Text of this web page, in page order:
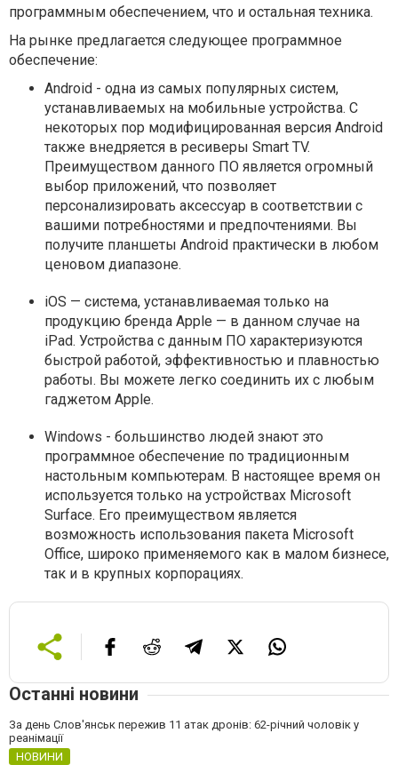
программным обеспечением, что и остальная техника.
На рынке предлагается следующее программное
обеспечение:
Android - одна из самых популярных систем,
устанавливаемых на мобильные устройства. С
некоторых пор модифицированная версия Android
также внедряется в ресиверы Smart TV.
Преимуществом данного ПО является огромный
выбор приложений, что позволяет
персонализировать аксессуар в соответствии с
вашими потребностями и предпочтениями. Вы
получите планшеты Android практически в любом
ценовом диапазоне.
iOS — система, устанавливаемая только на
продукцию бренда Apple — в данном случае на
iPad. Устройства с данным ПО характеризуются
быстрой работой, эффективностью и плавностью
работы. Вы можете легко соединить их с любым
гаджетом Apple.
Windows - большинство людей знают это
программное обеспечение по традиционным
настольным компьютерам. В настоящее время он
используется только на устройствах Microsoft
Surface. Его преимуществом является
возможность использования пакета Microsoft
Office, широко применяемого как в малом бизнесе,
так и в крупных корпорациях.
Останні новини
За день Слов'янськ пережив 11 атак дронів: 62-річний чоловік у
реанімації
НОВИНИ